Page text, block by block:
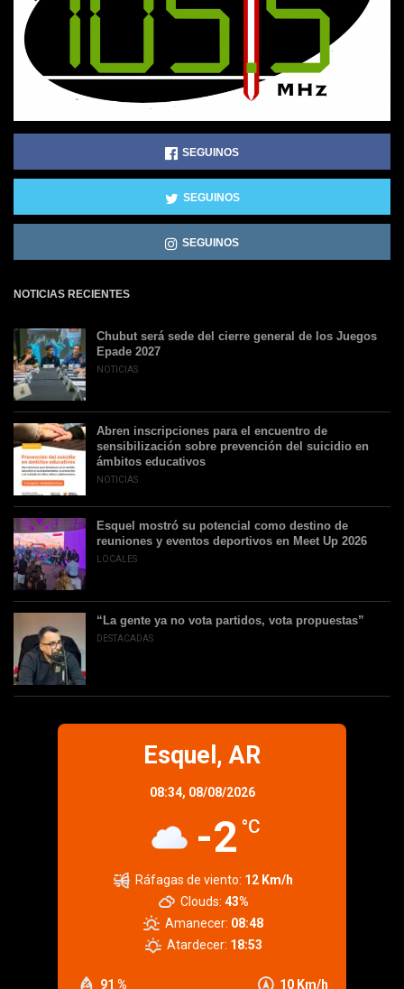
SEGUINOS
SEGUINOS
SEGUINOS
NOTICIAS RECIENTES
Chubut será sede del cierre general de los Juegos
Epade 2027
NOTICIAS
Abren inscripciones para el encuentro de
sensibilización sobre prevención del suicidio en
ámbitos educativos
NOTICIAS
Esquel mostró su potencial como destino de
reuniones y eventos deportivos en Meet Up 2026
LOCALES
“La gente ya no vota partidos, vota propuestas”
DESTACADAS
Esquel, AR
08:34, 08/08/2026
-2 °C
91 % 10 Km/h
Ráfagas de viento: 12 Km/h
Clouds: 43%
Amanecer: 08:48
Atardecer: 18:53